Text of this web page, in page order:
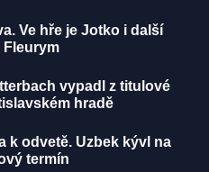
Ve hře je Jotko i další
Fleurym
vypadl z titulové
hradě
k odvetě. Uzbek kývl na
termín